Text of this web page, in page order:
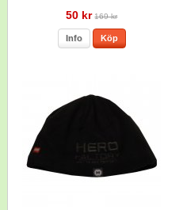
50 kr 169 kr
Info Köp